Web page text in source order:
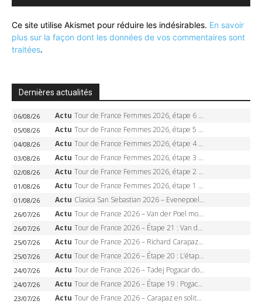
Ce site utilise Akismet pour réduire les indésirables. En savoir
plus sur la façon dont les données de vos commentaires sont
traitées.
Dernières actualités
06/08/26 Actu Tour de France Femmes 2026, étape 6 – Kim Le Court-Pienaar gagne à Tournon, Reusser en jaune
05/08/26 Actu Tour de France Femmes 2026, étape 5 – Demi Vollering gagne à Belleville, Reusser en jaune, Ferrand-Prévot coule
04/08/26 Actu Tour de France Femmes 2026, étape 4 – Marlen Reusser écrase le chrono, Ferrand-Prévot en crise
03/08/26 Actu Tour de France Femmes 2026, étape 3 – Sigrid Haugset en solitaire, 88 km d’échappée, maillot jaune
02/08/26 Actu Tour de France Femmes 2026, étape 2 – Lorena Wiebes doublé à Genève, Markus héroïque, 7e record
01/08/26 Actu Tour de France Femmes 2026, étape 1 – Lorena Wiebes intouchable à Lausanne, premier maillot jaune
01/08/26 Actu Clasica San Sebastian 2026 – Evenepoel recordman, 4e victoire, Carapaz battu au sprint
26/07/26 Actu Tour de France 2026 – Van der Poel monumental à Paris, Pogacar égale le record des cinq sacres
26/07/26 Actu Tour de France 2026 – Étape 21 : Van der Poel, Pogacar, qui succédera à Wout van Aert sur les Champs-Elysées ?
25/07/26 Actu Tour de France 2026 – Richard Carapaz roi des Alpes, doublé et maillot à pois, Seixas perd le podium
25/07/26 Actu Tour de France 2026 – Étape 20 : L’étape reine, Galibier, Sarenne, Alpe d’Huez, qui succédera à Pogacar ?
24/07/26 Actu Tour de France 2026 – Tadej Pogacar dompte l’Alpe d’Huez, 5e victoire, record de Pantani pulvérisé
24/07/26 Actu Tour de France 2026 – Étape 19 : Pogacar peut-il enfin dompter l’Alpe d’Huez ?
23/07/26 Actu Tour de France 2026 – Carapaz en solitaire à Orcières-Merlette, Paret-Peintre à un point du maillot à pois